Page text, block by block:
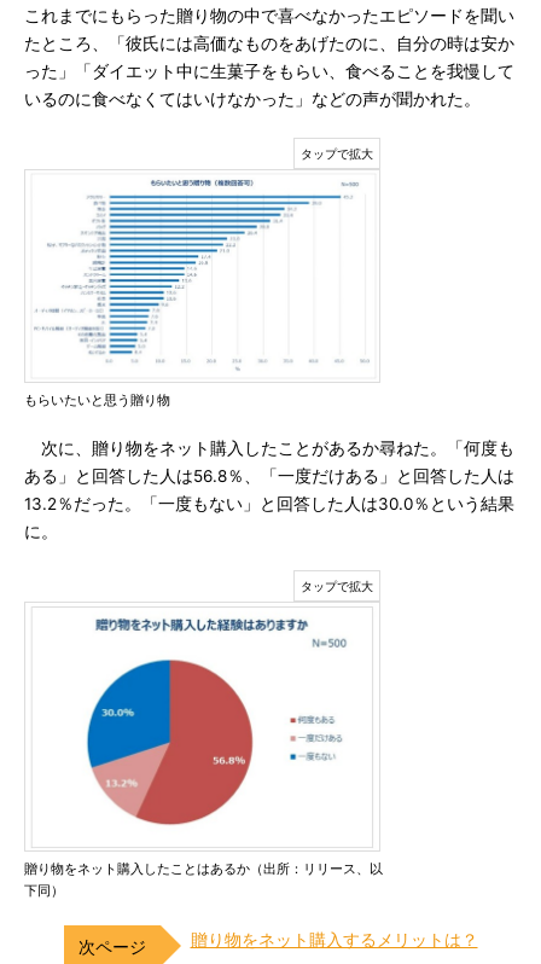
これまでにもらった贈り物の中で喜べなかったエピソードを聞い
たところ、「彼氏には高価なものをあげたのに、自分の時は安か
った」「ダイエット中に生菓子をもらい、食べることを我慢して
いるのに食べなくてはいけなかった」などの声が聞かれた。
もらいたいと思う贈り物
次に、贈り物をネット購入したことがあるか尋ねた。「何度も
ある」と回答した人は56.8％、「一度だけある」と回答した人は
13.2％だった。「一度もない」と回答した人は30.0％という結果
に。
贈り物をネット購入したことはあるか（出所：リリース、以
下同）
贈り物をネット購入するメリットは？